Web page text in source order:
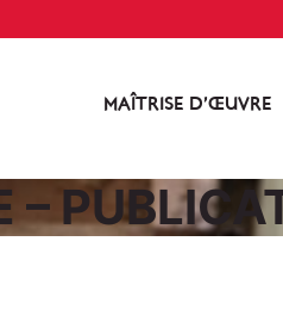
MAÎTRISE D’ŒUVRE